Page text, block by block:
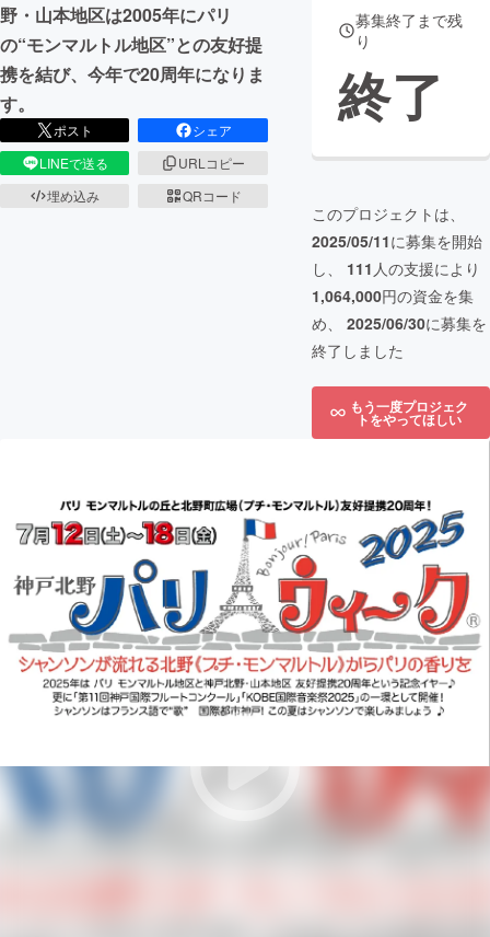
野・山本地区は2005年にパリ
の“モンマルトル地区”との友好提
携を結び、今年で20周年になりま
す。
ポスト
シェア
LINEで送る
URLコピー
埋め込み
QRコード
募集終了まで残
り
終了
このプロジェクトは、
2025/05/11に募集を開始
し、 111 人の支援により
1,064,000円の資金を集
め、 2025/06/30に募集を
終了しました
もう一度プロジェク
トをやってほしい